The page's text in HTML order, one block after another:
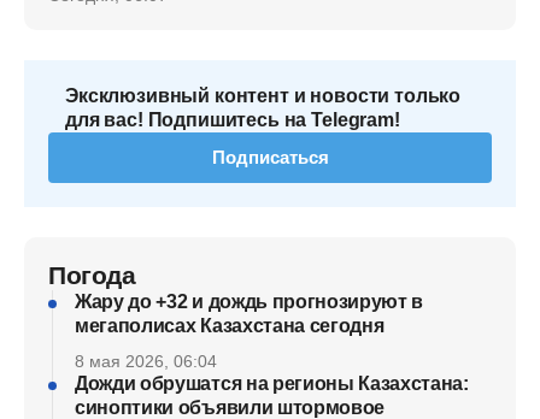
Эксклюзивный контент и новости только
для вас! Подпишитесь на Telegram!
Подписаться
Погода
Жару до +32 и дождь прогнозируют в
мегаполисах Казахстана сегодня
8 мая 2026, 06:04
Дожди обрушатся на регионы Казахстана:
синоптики объявили штормовое